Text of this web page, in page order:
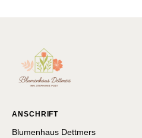
ANSCHRIFT
Blumenhaus Dettmers